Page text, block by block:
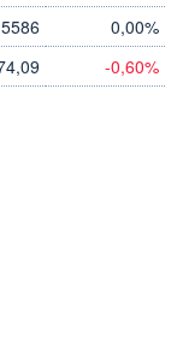
0,00%
-0,60%